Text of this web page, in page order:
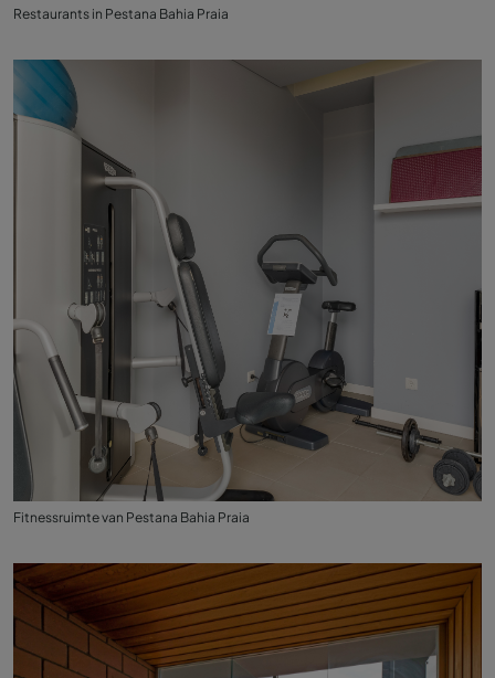
Restaurants in Pestana Bahia Praia
Fitnessruimte van Pestana Bahia Praia